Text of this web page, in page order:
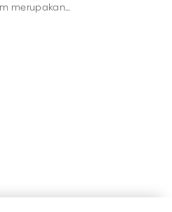
merupakan